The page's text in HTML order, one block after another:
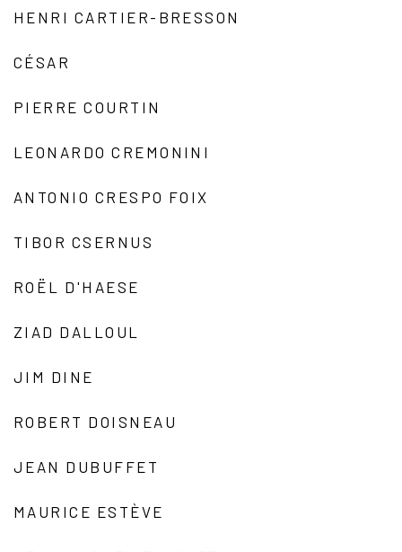
HENRI CARTIER-BRESSON
CÉSAR
PIERRE COURTIN
LEONARDO CREMONINI
ANTONIO CRESPO FOIX
TIBOR CSERNUS
ROËL D'HAESE
ZIAD DALLOUL
JIM DINE
ROBERT DOISNEAU
JEAN DUBUFFET
MAURICE ESTÈVE